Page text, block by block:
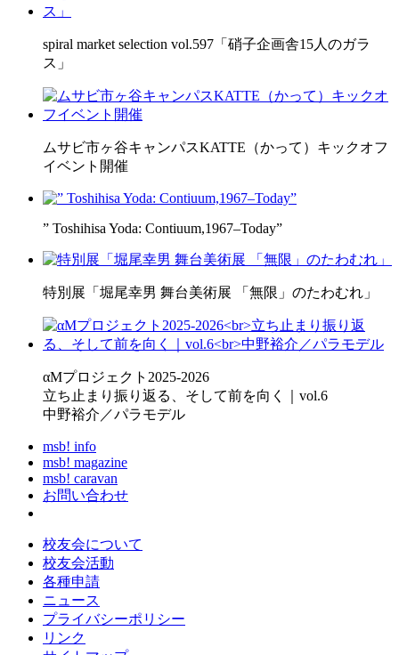
spiral market selection vol.597「硝子企画舎15人のガラ
ス」
ムサビ市ヶ谷キャンパスKATTE（かって）キックオフ
イベント開催
” Toshihisa Yoda: Contiuum,1967–Today”
特別展「堀尾幸男 舞台美術展 「無限」のたわむれ」
αMプロジェクト2025-2026
立ち止まり振り返る、そして前を向く｜vol.6
中野裕介／パラモデル
msb! info
msb! magazine
msb! caravan
お問い合わせ
校友会について
校友会活動
各種申請
ニュース
プライバシーポリシー
リンク